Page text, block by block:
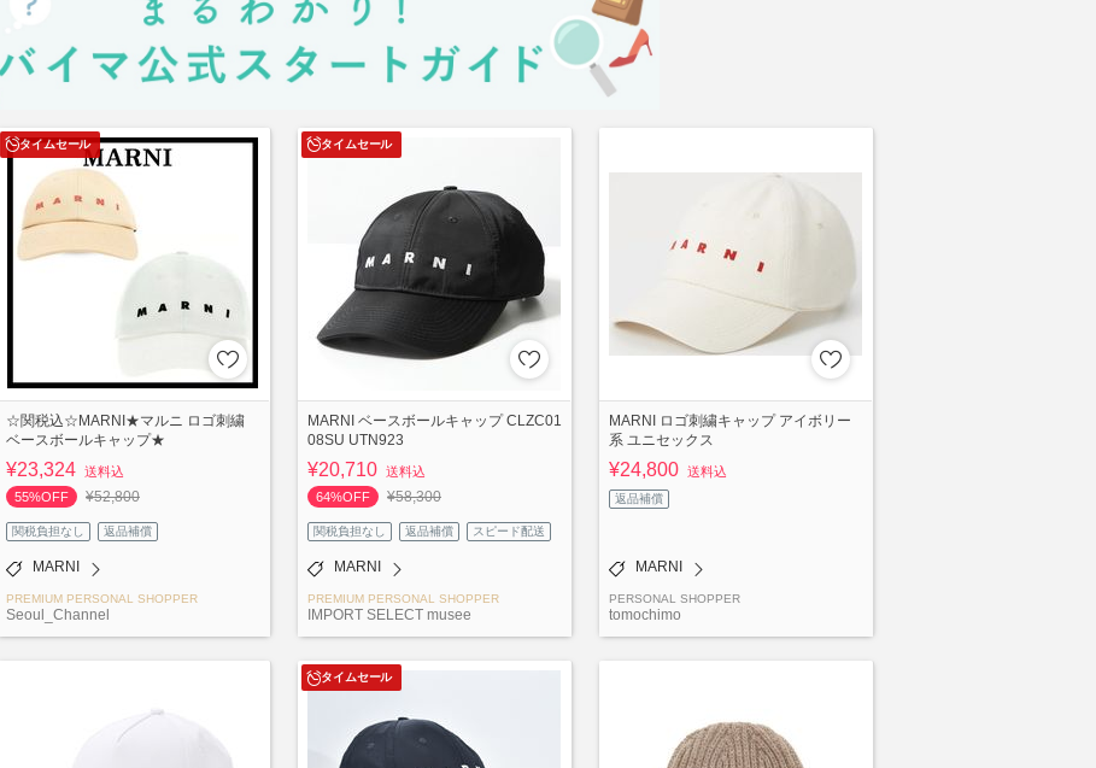
タイムセール
☆関税込☆MARNI★マルニ ロゴ刺繍
ベースボールキャップ★
¥23,324 送料込
55%OFF
¥52,800
関税負担なし 返品補償
MARNI
PREMIUM PERSONAL SHOPPER
Seoul_Channel
タイムセール
MARNI ベースボールキャップ CLZC01
08SU UTN923
¥20,710 送料込
64%OFF
¥58,300
関税負担なし 返品補償 スピード配送
MARNI
PREMIUM PERSONAL SHOPPER
IMPORT SELECT musee
MARNI ロゴ刺繍キャップ アイボリー
系 ユニセックス
¥24,800 送料込
返品補償
MARNI
PERSONAL SHOPPER
tomochimo
タイムセール